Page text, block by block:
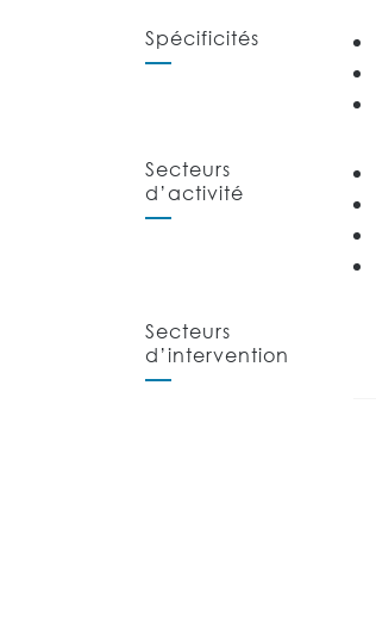
Spécificités
Secteurs
d’activité
Secteurs
d’intervention